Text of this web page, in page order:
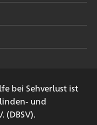
bei Sehverlust ist
und
(DBSV).